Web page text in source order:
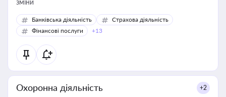
зміни
Банківська діяльність
Страхова діяльність
Фінансові послуги
+13
Охоронна діяльність +2